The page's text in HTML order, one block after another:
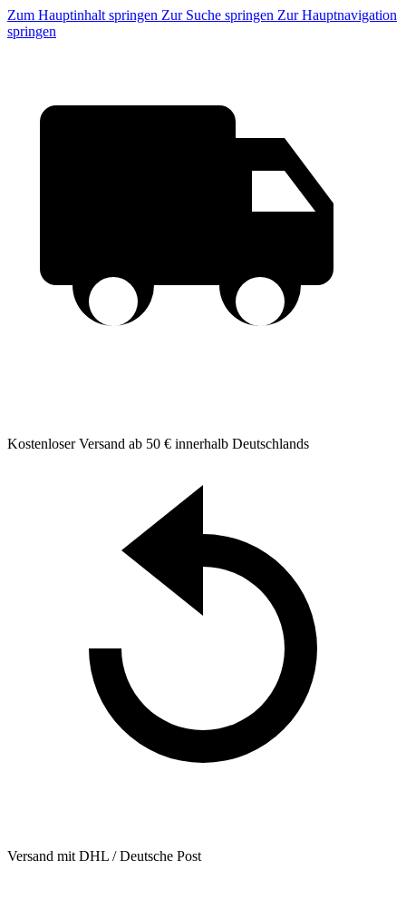
Zum Hauptinhalt springen Zur Suche springen Zur Hauptnavigation
springen
Kostenloser Versand ab 50 € innerhalb Deutschlands
Versand mit DHL / Deutsche Post